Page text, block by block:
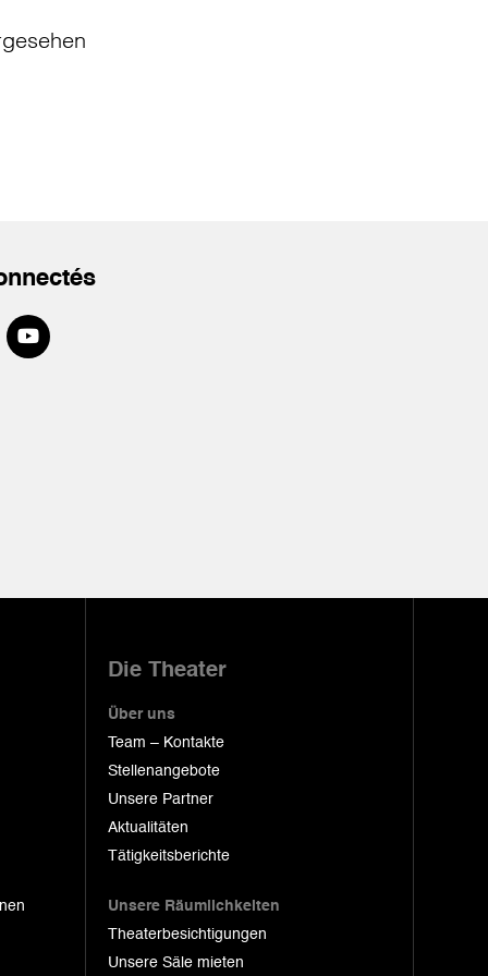
Die Theater
Über uns
Team – Kontakte
Stellenangebote
Unsere Partner
Aktualitäten
Tätigkeitsberichte
Unsere Räumlichkeiten
Theaterbesichtigungen
Unsere Säle mieten